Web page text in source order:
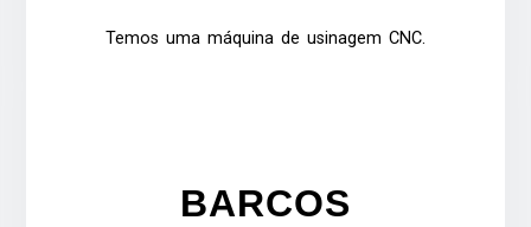
Temos uma máquina de usinagem CNC.
BARCOS